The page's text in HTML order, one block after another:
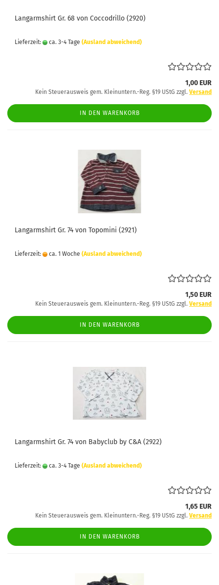
Langarmshirt Gr. 68 von Coccodrillo (2920)
Lieferzeit: ca. 3-4 Tage (Ausland abweichend)
1,00 EUR
Kein Steuerausweis gem. Kleinuntern.-Reg. §19 UStG zzgl. Versand
IN DEN WARENKORB
Langarmshirt Gr. 74 von Topomini (2921)
Lieferzeit: ca. 1 Woche (Ausland abweichend)
1,50 EUR
Kein Steuerausweis gem. Kleinuntern.-Reg. §19 UStG zzgl. Versand
IN DEN WARENKORB
Langarmshirt Gr. 74 von Babyclub by C&A (2922)
Lieferzeit: ca. 3-4 Tage (Ausland abweichend)
1,65 EUR
Kein Steuerausweis gem. Kleinuntern.-Reg. §19 UStG zzgl. Versand
IN DEN WARENKORB